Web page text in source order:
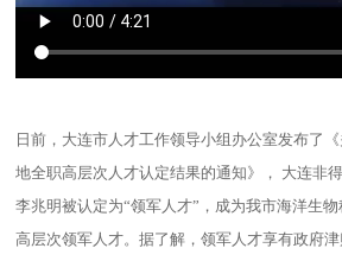
日前，大连市人才工作领导小组办公室发布了
地全职高层次人才认定结果的通知》， 大连非
李兆明被认定为“领军人才”，成为我市海洋生
高层次领军人才。据了解，领军人才享有政府